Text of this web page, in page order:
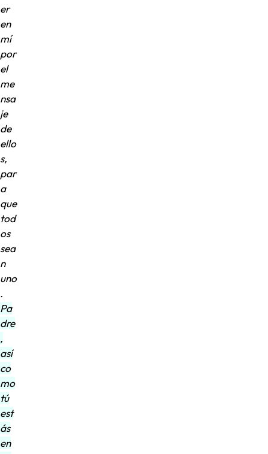
er
en
mí
por
el
me
nsa
je
de
ello
s,
par
a
que
tod
os
sea
n
uno
.
Pa
dre
,
así
co
mo
tú
est
ás
en